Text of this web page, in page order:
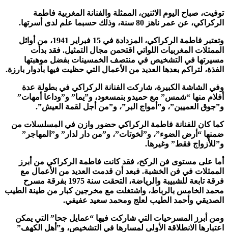
توفيت، صباح اليوم الاثنين، الممثلة والفنانة المغربية فاطمة
الركراكي، عن عمر ناهز 80 سنة، وذلك حسبما علم لدى أسرتها.
وتعتبر فاطمة الركراكي، المزدادة في 15 فبراير 1941، من أوائل
الممثلات المغربيات اللواتي اقتحمن مجال التمثيل. فقد بدأت
مسيرتها في التشخيص في منتصف الخمسينات بفضل موهبتها
الفذة، لتراكم بعدها العديد من الأعمال التي حظيت فيها بأدوار بارزة.
وفي الشاشة الكبيرة، شاركت الفنانة الركراكي في بطولة عدة
أفلام منها “شمس” مع حميدو بنمسعود، و”يما” و”وداعا أمهات”
و”جوق العميين”، و”أمواج البر”، و”من أجل لقمة العيش”.
كما كان للفنانة فاطمة الركراكي حضور وازن في المسلسلات من
ضمنها “أرض الضوء”، و”لخوتات”، و”من دار لدار” و”المهاجر”
و”للأزواج فقط” وغيرها.
أما على مستوى فن الركح، فقد كانت فاطمة الركراكي من أبرز
الممثلات في فن الخشبة. فبعد أن قدمت العديد من الأعمال مع
فرقة تابعة للشبيبة والرياضة، التحقت سنة 1975 بفرقة مسرح
محمد الخامس بالرباط، واشتغلت مع مخرجين كبار من طينة الطيب
الصديقي وأحمد الطيب لعلج ومحمد سعيد عفيفي.
ومن أبرز المسرحيات التي شاركت فيها “عمايل جحا” التي يمكن
اعتبارها الانطلاقة الأولى لمسارها في التشخيص، و”أهل الكهف”